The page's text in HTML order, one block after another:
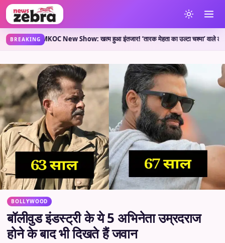
BREAKING
है?•TMKOC New Show: खत्म हुआ इंतजार! ‘तारक मेहता का उल्टा चश्मा’ वाले लेकर
BOLLYWOOD
बॉलीवुड इंडस्ट्री के ये 5 अभिनेता उम्रदराज
होने के बाद भी दिखते हैं जवान